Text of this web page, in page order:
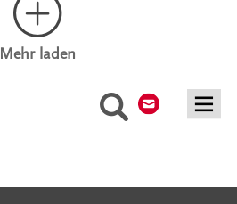
Suche
Mehr laden